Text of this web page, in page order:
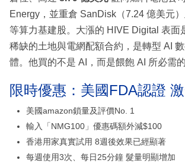
Energy，並重倉 SanDisk（7.24 億美元
等算力基建股。大漲的 HIVE Digital 表面
稀缺的土地與電網配額合約，是轉型 AI
體。他買的不是 AI，而是餵飽 AI 所必需
限時優惠：美國FDA認證
美國amazon鎖量及評價No. 1
輸入「NMG100」優惠碼額外減$100
香港用家真實試用 8週後效果已經顯著
每週使用3次、每日25分鐘 髮量明顯增加